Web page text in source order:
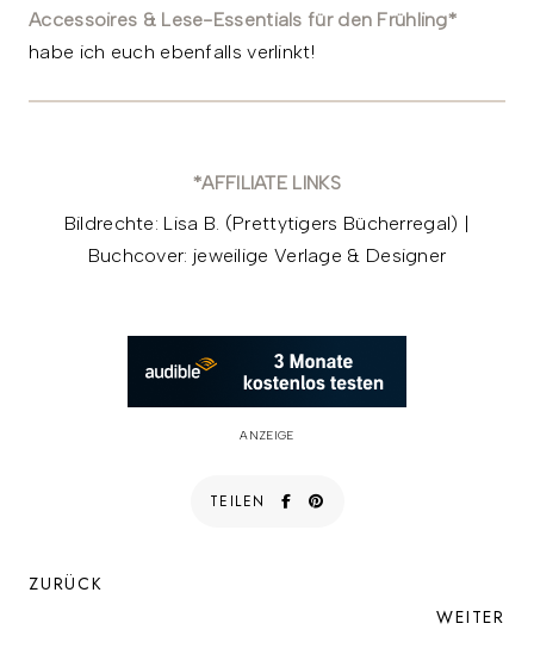
Accessoires & Lese-Essentials für den Frühling*
habe ich euch ebenfalls verlinkt!
*AFFILIATE LINKS
Bildrechte: Lisa B. (Prettytigers Bücherregal) |
Buchcover: jeweilige Verlage & Designer
ANZEIGE
TEILEN
ZURÜCK
WEITER